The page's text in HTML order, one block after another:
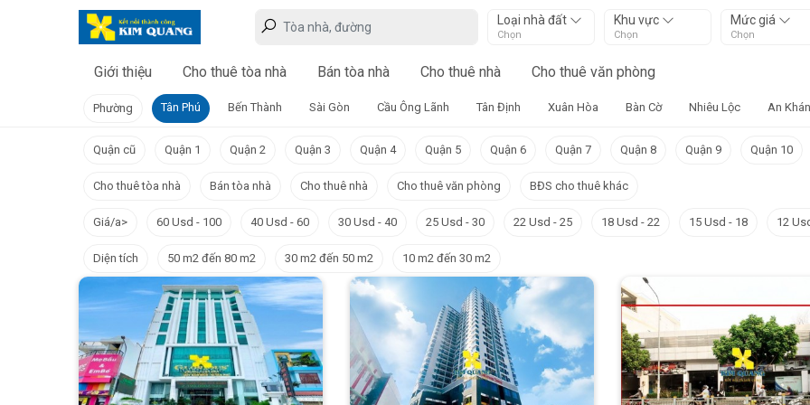
Loại nhà đất
Chọn
Khu vực
Chọn
Mức giá
Chọn
Giới thiệu Cho thuê tòa nhà Bán tòa nhà Cho thuê nhà Cho thuê văn phòng
Phường Tân Phú Bến Thành Sài Gòn Cầu Ông Lãnh Tân Định Xuân Hòa Bàn Cờ Nhiêu Lộc An
Quận cũ Quận 1 Quận 2 Quận 3 Quận 4 Quận 5 Quận 6 Quận 7 Quận 8 Quận 9 Quận 10
Cho thuê tòa nhà Bán tòa nhà Cho thuê nhà Cho thuê văn phòng BĐS cho thuê khác
Giá/a> 60 Usd - 100 40 Usd - 60 30 Usd - 40 25 Usd - 30 22 Usd - 25 18 Usd - 22 15 Usd - 18 12
Diện tích 50 m2 đến 80 m2 30 m2 đến 50 m2 10 m2 đến 30 m2